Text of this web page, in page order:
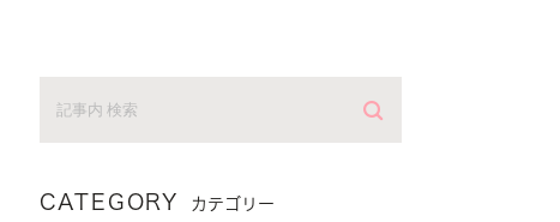
CATEGORY カテゴリー